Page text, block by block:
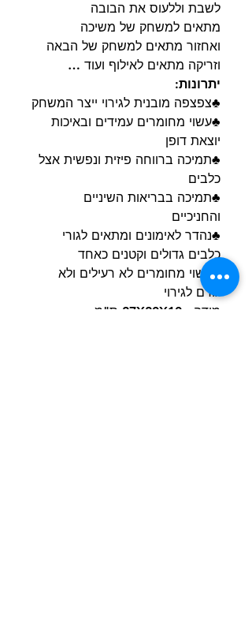
לשבת וללעוס את הבובה
מתאים למשחק של משיכה
ואחזור מתאים למשחק של הבאה
וזריקה מתאים לאילוף ועוד …
יתרונות:
♣צפצפה מובנית לגירוי ייצר המשחק
♣עשוי מחומרים עמידים ובאיכות
יוצאת דופן
♣תמיכה ברווחה פיזית ונפשית אצל
כלבים
♣תמיכה בבריאות השיניים
והחניכיים
♣נהדר לאימונים ומתאים לגורי
כלבים גדולים וקטנים כאחד
♣עשוי מחומרים לא רעילים ולא
גורם לגירוי
מידה : 27X20X10 ס"מ